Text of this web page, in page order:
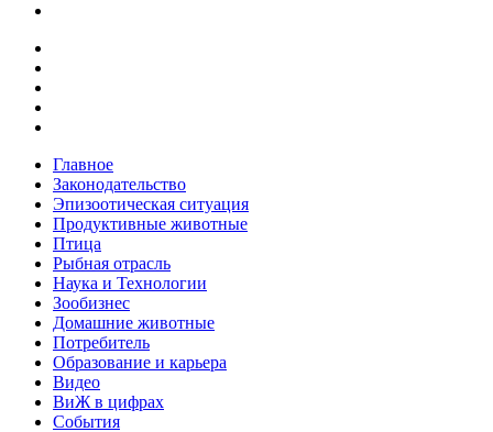
Главное
Законодательство
Эпизоотическая ситуация
Продуктивные животные
Птица
Рыбная отрасль
Наука и Технологии
Зообизнес
Домашние животные
Потребитель
Образование и карьера
Видео
ВиЖ в цифрах
События